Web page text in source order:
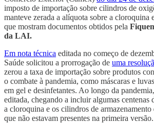
imposto de importação sobre cilindros de
manteve zerada a alíquota sobre a cloroquina
que mostram documentos obtidos pela
da LAI.
Em nota técnica editada no começo de
Saúde solicitou a prorrogação de uma
zerou a taxa de importação sobre produtos
o combate à pandemia, como máscaras e
em gel e desinfetantes. Ao longo da
editada, chegando a incluir algumas centenas
a cloroquina e os cilindros de armazenamento
que não estavam presentes na primeira versão.